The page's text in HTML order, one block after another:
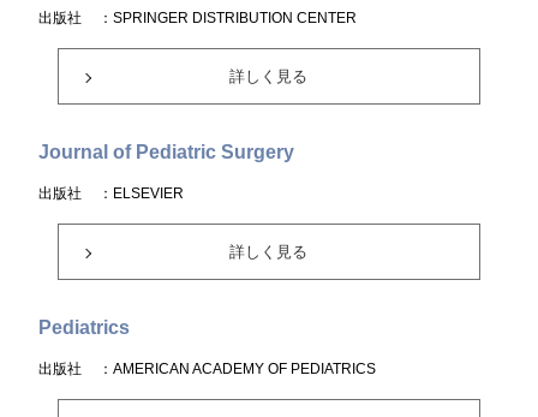
出版社 ：SPRINGER DISTRIBUTION CENTER
詳しく見る
Journal of Pediatric Surgery
出版社 ：ELSEVIER
詳しく見る
Pediatrics
出版社 ：AMERICAN ACADEMY OF PEDIATRICS